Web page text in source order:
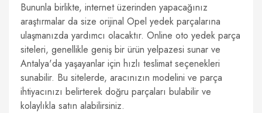
Bununla birlikte, internet üzerinden yapacağınız
araştırmalar da size orijinal Opel yedek parçalarına
ulaşmanızda yardımcı olacaktır. Online oto yedek parça
siteleri, genellikle geniş bir ürün yelpazesi sunar ve
Antalya'da yaşayanlar için hızlı teslimat seçenekleri
sunabilir. Bu sitelerde, aracınızın modelini ve parça
ihtiyacınızı belirterek doğru parçaları bulabilir ve
kolaylıkla satın alabilirsiniz.